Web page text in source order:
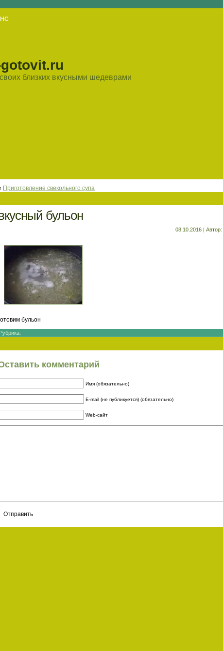
близких вкусными шедеврами
Приготовление свекольного супа
бульон
08.10.2016 | Автор:
бульон
Рубрика:
комментарий
Имя (обязательно)
E-mail (не публикуется) (обязательно)
Web-сайт